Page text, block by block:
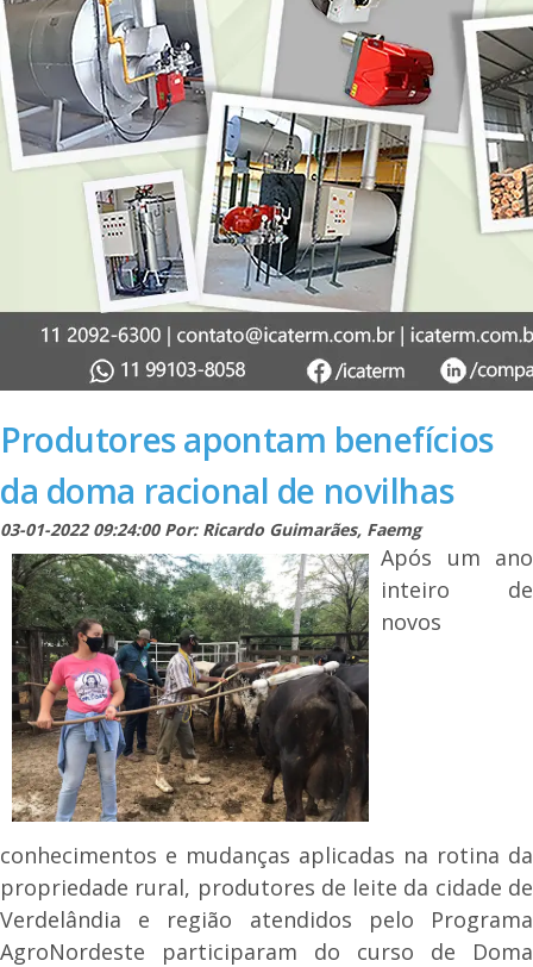
Produtores apontam benefícios
da doma racional de novilhas
03-01-2022 09:24:00 Por: Ricardo Guimarães, Faemg
Após um ano
inteiro de
novos
conhecimentos e mudanças aplicadas na rotina da
propriedade rural, produtores de leite da cidade de
Verdelândia e região atendidos pelo Programa
AgroNordeste participaram do curso de Doma